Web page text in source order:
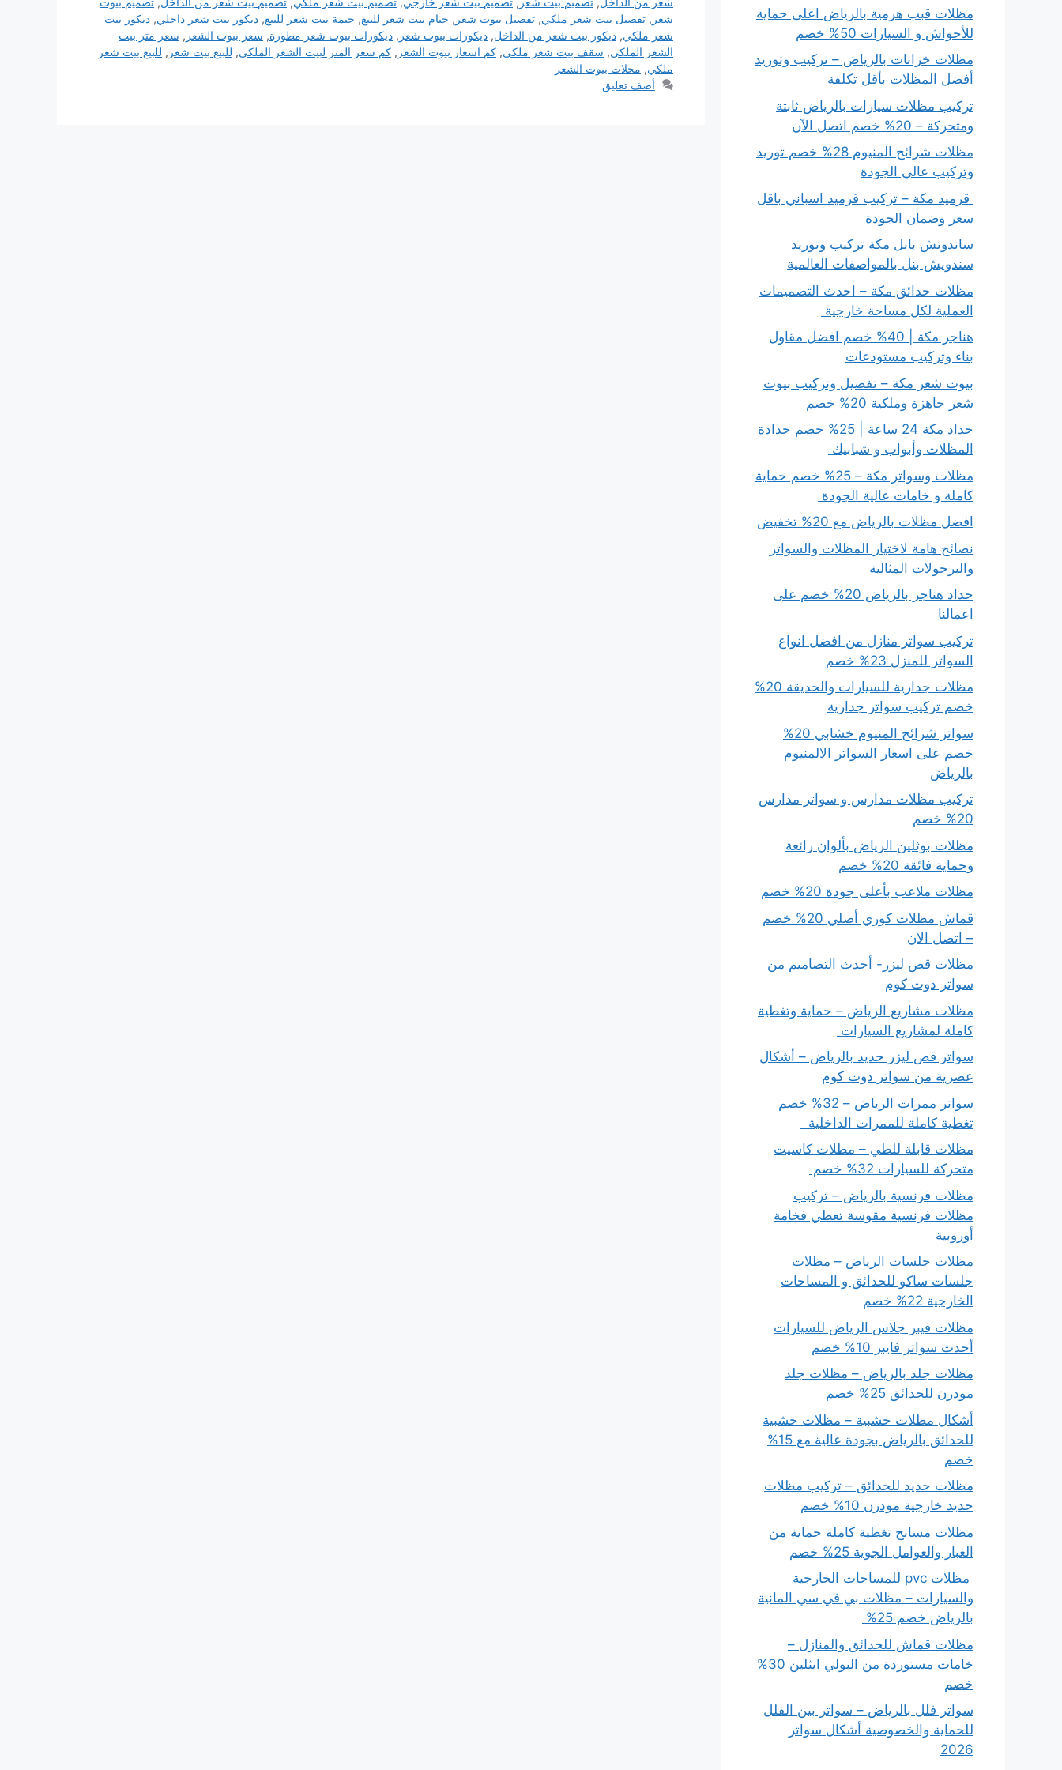
شعر , تفصيل بيت شعر ملكي, تفصيل بيوت شعر , خيام بيت شعر للبيع, خيمة بيت شعر للبيع, ديكور بيت شعر داخلي, ديكور بيت
شعر ملكي, ديكور بيت شعر من الداخل, ديكورات بيوت شعر , ديكورات بيوت شعر مطورة, سعر بيوت الشعر , سعر متر بيت
الشعر الملكي, سقف بيت شعر ملكي, كم اسعار بيوت الشعر , كم سعر المتر لبيت الشعر الملكي, للبيع بيت شعر , للبيع بيت شعر
ملكي, محلات بيوت الشعر
أضف تعليق
مظلات قبب هرمية بالرياض اعلى حماية
للأحواش و السيارات 50% خصم
مظلات خزانات بالرياض – تركيب وتوريد
أفضل المظلات بأقل تكلفة
تركيب مظلات سيارات بالرياض ثابتة
ومتحركة – 20% خصم اتصل الآن
مظلات شرائح المنيوم 28% خصم توريد
وتركيب عالي الجودة
قرميد مكة – تركيب قرميد اسباني باقل
سعر وضمان الجودة
ساندوتش بانل مكة تركيب وتوريد
سندويش بنل بالمواصفات العالمية
مظلات حدائق مكة – احدث التصميمات
العملية لكل مساحة خارجية
هناجر مكة | 40% خصم افضل مقاول
بناء وتركيب مستودعات
بيوت شعر مكة – تفصيل وتركيب بيوت
شعر جاهزة وملكية 20% خصم
حداد مكة 24 ساعة | 25% خصم حدادة
المظلات وأبواب و شبابيك
مظلات وسواتر مكة – 25% خصم حماية
كاملة و خامات عالية الجودة
افضل مظلات بالرياض مع 20% تخفيض
نصائح هامة لاختيار المظلات والسواتر
والبرجولات المثالية
حداد هناجر بالرياض 20% خصم على
اعمالنا
تركيب سواتر منازل من افضل انواع
السواتر للمنزل 23% خصم
مظلات جدارية للسيارات والحديقة 20%
خصم تركيب سواتر جدارية
سواتر شرائح المنيوم خشابي 20%
خصم على اسعار السواتر الالمنيوم
بالرياض
تركيب مظلات مدارس و سواتر مدارس
20% خصم
مظلات بوثلين الرياض بألوان رائعة
وحماية فائقة 20% خصم
مظلات ملاعب بأعلى جودة 20% خصم
قماش مظلات كوري أصلي 20% خصم
– اتصل الان
مظلات قص ليزر- أحدث التصاميم من
سواتر دوت كوم
مظلات مشاريع الرياض – حماية وتغطية
كاملة لمشاريع السيارات
سواتر قص ليزر حديد بالرياض – أشكال
عصرية من سواتر دوت كوم
سواتر ممرات الرياض – 32% خصم
تغطية كاملة للممرات الداخلية
مظلات قابلة للطي – مظلات كاسيت
متحركة للسيارات 32% خصم
مظلات فرنسية بالرياض – تركيب
مظلات فرنسية مقوسة تعطي فخامة
أوروبية
مظلات جلسات الرياض – مظلات
جلسات ساكو للحدائق و المساحات
الخارجية 22% خصم
مظلات فيبر جلاس الرياض للسيارات
أحدث سواتر فايبر 10% خصم
مظلات جلد بالرياض – مظلات جلد
مودرن للحدائق 25% خصم
أشكال مظلات خشبية – مظلات خشبية
للحدائق بالرياض بجودة عالية مع 15%
خصم
مظلات حديد للحدائق – تركيب مظلات
حديد خارجية مودرن 10% خصم
مظلات مسابح تغطية كاملة حماية من
الغبار والعوامل الجوية 25% خصم
مظلات pvc للمساحات الخارجية
والسيارات – مظلات بي في سي المانية
بالرياض خصم 25%
مظلات قماش للحدائق والمنازل –
خامات مستوردة من البولي ايثلين 30%
خصم
سواتر فلل بالرياض – سواتر بين الفلل
للحماية والخصوصية أشكال سواتر
2026